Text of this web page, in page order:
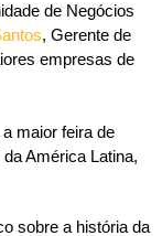
de Negócios
, Gerente de
empresas de
a maior feira de
América Latina,
sobre a história da